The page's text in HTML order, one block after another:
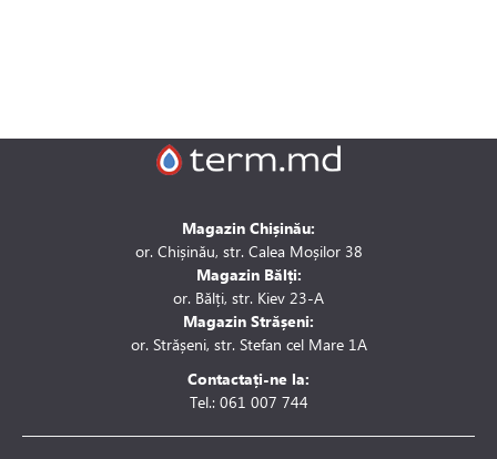
Magazin Chișinău:
or. Chișinău, str. Calea Moșilor 38
Magazin Bălți:
or. Bălți, str. Kiev 23-A
Magazin Strășeni:
or. Strășeni, str. Stefan cel Mare 1A
Contactați-ne la:
Tel.: 061 007 744